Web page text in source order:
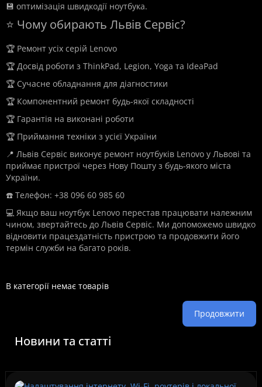
💾 оптимізація швидкодії ноутбука.
⭐ Чому обирають Львів Сервіс?
🏆 Ремонт усіх серій Lenovo
🏆 Досвід роботи з ThinkPad, Legion, Yoga та IdeaPad
🏆 Сучасне обладнання для діагностики
🏆 Компонентний ремонт будь-якої складності
🏆 Гарантія на виконані роботи
🏆 Приймання техніки з усієї України
📍 Львів Сервіс виконує ремонт ноутбуків Lenovo у Львові та
приймає пристрої через Нову Пошту з будь-якого міста
України.
☎️ Телефон: +38 096 60 985 60
💻 Якщо ваш ноутбук Lenovo перестав працювати належним
чином, звертайтесь до Львів Сервіс. Ми допоможемо швидко
відновити працездатність пристрою та продовжити його
термін служби на багато років.
В категорії немає товарів
Продовжити
Новини та статті